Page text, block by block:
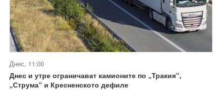
Днес, 11:00
Днес и утре ограничават камионите по „Тракия“,
„Струма“ и Кресненското дефиле